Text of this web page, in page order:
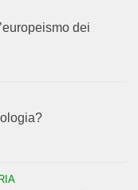
dei